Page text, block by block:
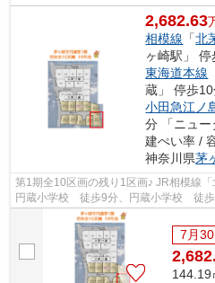
2,682.63
相模線 「北
ヶ崎駅」
東海道本線
蔵」 停歩
小田急江ノ
分 「ニュ
建ぺい率 /
神奈川県茅
第1期全10区画の残り1区画♪ JR相模線
円蔵小学校 徒歩9分、円蔵小学校 徒歩
分譲地で新たなコミュニティを築いて...
7月
144.19